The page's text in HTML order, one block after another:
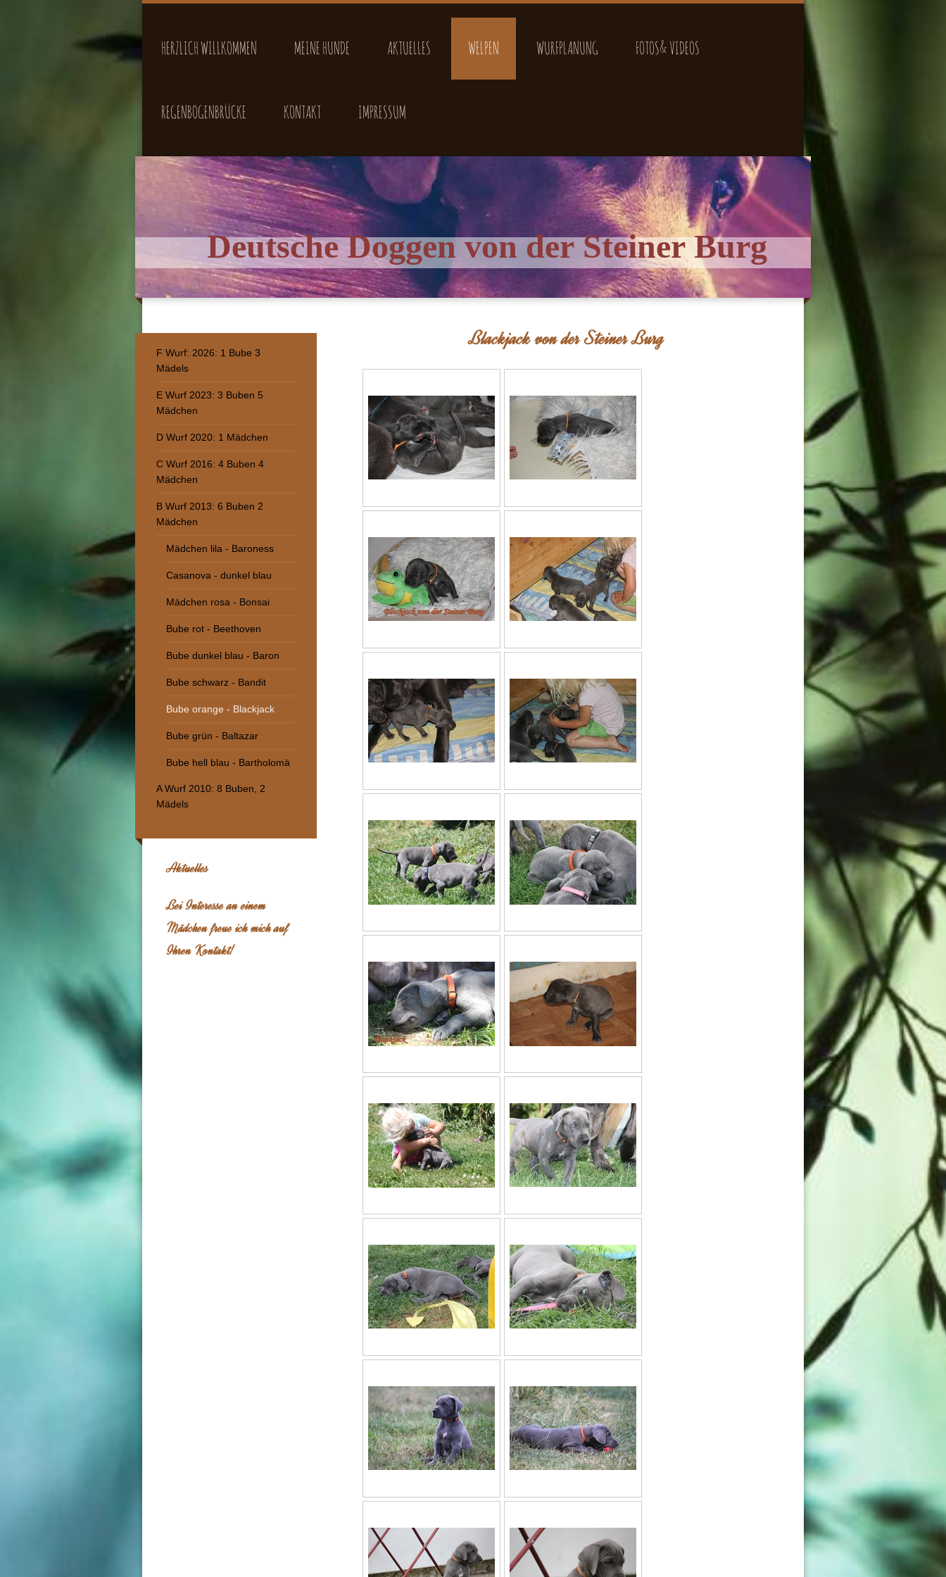
HERZLICH WILLKOMMEN MEINE HUNDE AKTUELLES WELPEN WURFPLANUNG FOTOS& VIDEOS
REGENBOGENBRÜCKE KONTAKT IMPRESSUM
Deutsche Doggen von der Steiner Burg
Blackjack von der Steiner Burg
F Wurf: 2026: 1 Bube 3
Mädels
E Wurf 2023: 3 Buben 5
Mädchen
D Wurf 2020: 1 Mädchen
C Wurf 2016: 4 Buben 4
Mädchen
B Wurf 2013: 6 Buben 2
Mädchen
Mädchen lila - Baroness
Casanova - dunkel blau
Mädchen rosa - Bonsai
Bube rot - Beethoven
Bube dunkel blau - Baron
Bube schwarz - Bandit
Bube orange - Blackjack
Bube grün - Baltazar
Bube hell blau - Bartholomä
A Wurf 2010: 8 Buben, 2
Mädels
Aktuelles
Bei Interesse an einem
Mädchen freue ich mich auf
Ihren Kontakt!